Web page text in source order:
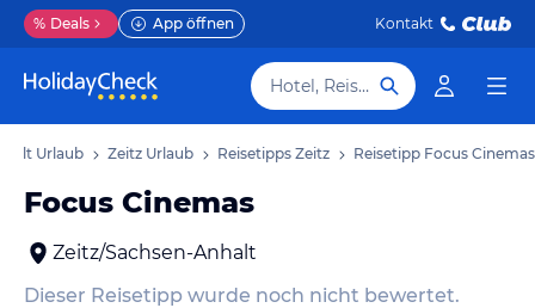
% Deals App öffnen Kontakt
Hotel, Reiseziel
Urlaub Zeitz Urlaub Reisetipps Zeitz Reisetipp Focus Cinemas
Focus Cinemas
Zeitz/Sachsen-Anhalt
Dieser Reisetipp wurde noch nicht bewertet.